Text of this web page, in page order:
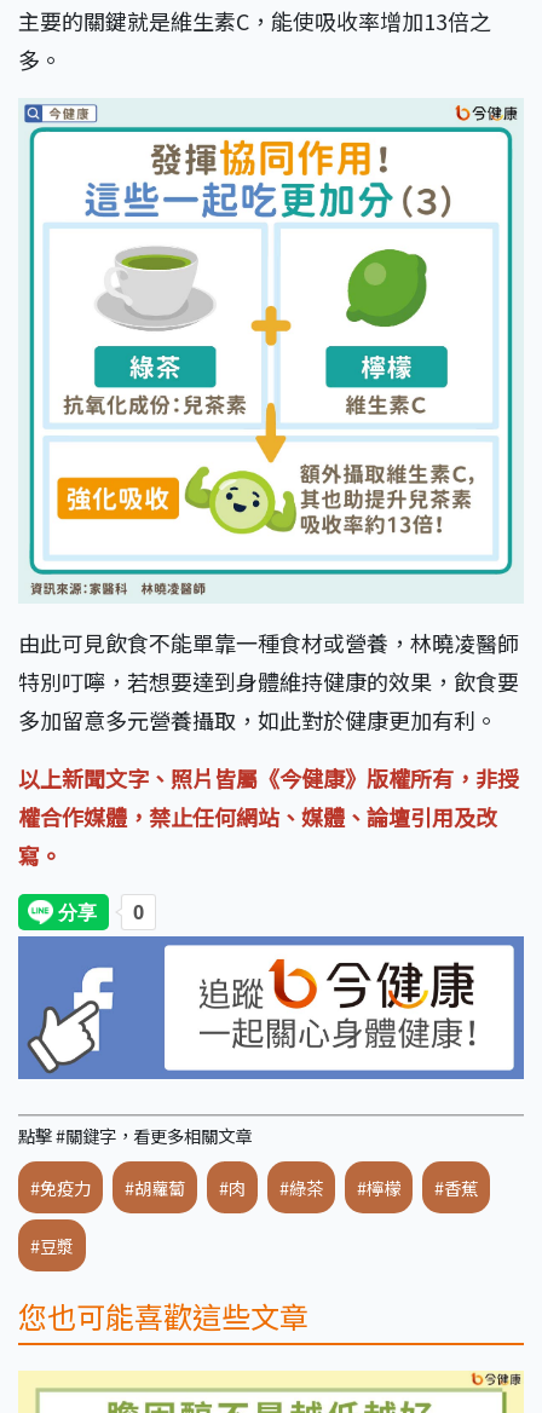
主要的關鍵就是維生素C，能使吸收率增加13倍之
多。
由此可見飲食不能單靠一種食材或營養，林曉凌醫師
特別叮嚀，若想要達到身體維持健康的效果，飲食要
多加留意多元營養攝取，如此對於健康更加有利。
以上新聞文字、照片皆屬《今健康》版權所有，非授
權合作媒體，禁止任何網站、媒體、論壇引用及改
寫。
點擊 #關鍵字，看更多相關文章
#免疫力 #胡蘿蔔 #肉 #綠茶 #檸檬 #香蕉
#豆漿
您也可能喜歡這些文章